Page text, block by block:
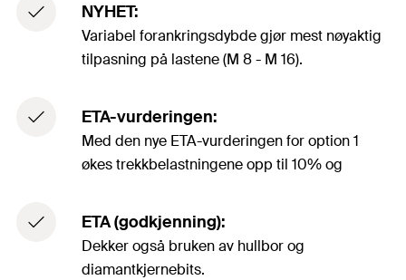
NYHET:
Variabel forankringsdybde gjør mest nøyaktig
tilpasning på lastene (M 8 - M 16).
ETA-vurderingen:
Med den nye ETA-vurderingen for option 1
økes trekkbelastningene opp til 10% og
ETA (godkjenning):
Dekker også bruken av hullbor og
diamantkjernebits.